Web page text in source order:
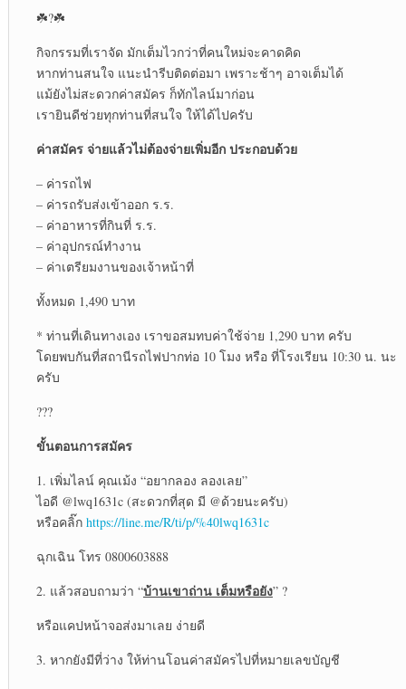
☘️?☘️
กิจกรรมที่เราจัด มักเต็มไวกว่าที่คนใหม่จะคาดคิด
หากท่านสนใจ แนะนำรีบติดต่อมา เพราะช้าๆ อาจเต็มได้
แม้ยังไม่สะดวกค่าสมัคร ก็ทักไลน์มาก่อน
เรายินดีช่วยทุกท่านที่สนใจ ให้ได้ไปครับ
ค่าสมัคร จ่ายแล้วไม่ต้องจ่ายเพิ่มอีก ประกอบด้วย
– ค่ารถไฟ
– ค่ารถรับส่งเข้าออก ร.ร.
– ค่าอาหารที่กินที่ ร.ร.
– ค่าอุปกรณ์ทำงาน
– ค่าเตรียมงานของเจ้าหน้าที่
ทั้งหมด 1,490 บาท
* ท่านที่เดินทางเอง เราขอสมทบค่าใช้จ่าย 1,290 บาท ครับ
โดยพบกันที่สถานีรถไฟปากท่อ 10 โมง หรือ ที่โรงเรียน 10:30 น. นะ
ครับ
???
ขั้นตอนการสมัคร
1. เพิ่มไลน์ คุณเม้ง “อยากลอง ลองเลย”
ไอดี @lwq1631c (สะดวกที่สุด มี @ด้วยนะครับ)
หรือคลิ๊ก https://line.me/R/ti/p/%40lwq1631c
ฉุกเฉิน โทร 0800603888
2. แล้วสอบถามว่า “บ้านเขาถ่าน เต็มหรือยัง” ?
หรือแคปหน้าจอส่งมาเลย ง่ายดี
3. หากยังมีที่ว่าง ให้ท่านโอนค่าสมัครไปที่หมายเลขบัญชี